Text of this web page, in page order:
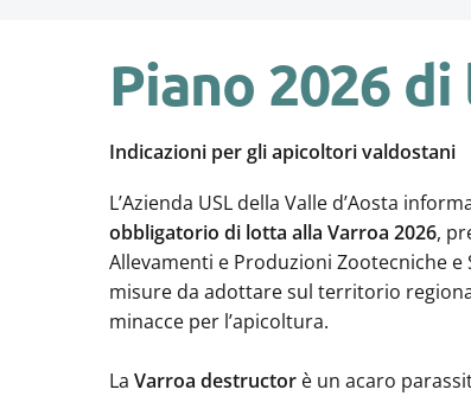
Piano 2026
Indicazioni per gli apicoltori valdostani
L’Azienda USL della Valle d’Aosta
obbligatorio di lotta alla Varroa 2026,
Allevamenti e Produzioni Zootecniche e
misure da adottare sul territorio
minacce per l’apicoltura.
La Varroa destructor è un acaro